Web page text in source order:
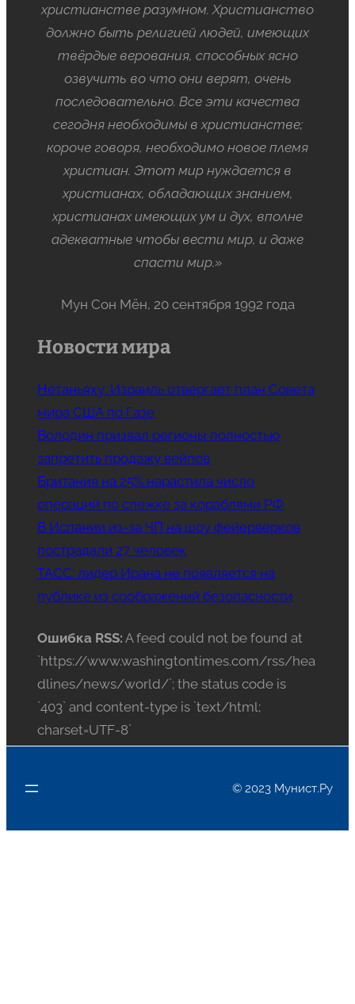
христианстве разумном. Христианство
должно быть религией людей, имеющих
твёрдые верования, способных ясно
озвучить во что они верят, очень
последовательно. Все эти качества
сегодня необходимы в христианстве;
короче говоря, необходимо новое племя
христиан. Этот мир нуждается в
христианах, обладающих знанием,
христианах имеющих ум и дух, вполне
адекватные чтобы вести мир, и даже
спасти мир.»
Мун Сон Мён, 20 сентября 1992 года
Новости мира
Нетаньяху: Израиль отвергает план Совета
мира США по Газе
Володин призвал регионы полностью
запретить продажу вейпов
Британия на 25% нарастила число
операций по слежке за кораблями РФ
В Испании из-за ЧП на шоу фейерверков
пострадали 27 человек
ТАСС: лидер Ирана не появляется на
публике из соображений безопасности
Ошибка RSS: A feed could not be found at
`https://www.washingtontimes.com/rss/hea
dlines/news/world/`; the status code is
`403` and content-type is `text/html;
charset=UTF-8`
© 2023 Мунист.Ру